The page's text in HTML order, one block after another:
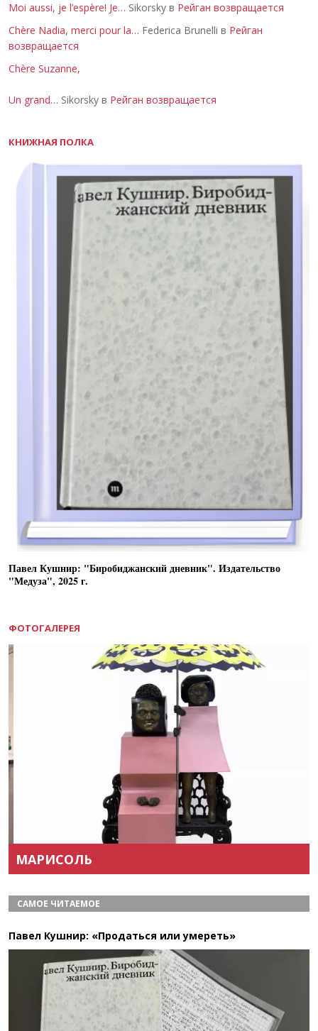
Moi aussi, je l’espère! Je… Sikorsky в Рейган возвращается
Chère Nadia, merci pour la… Federica Brunelli в Рейган
возвращается
Chère Suzanne,
Un grand… Sikorsky в Рейган возвращается
КНИЖНАЯ ПОЛКА
Павел Кушнир: "Биробиджанский дневник". Издательство
"Медуза", 2025 г.
ФОТОГАЛЕРЕЯ
МАРИСОЛЬ
САМОЕ ЧИТАЕМОЕ
Павел Кушнир: «Продаться или умереть»